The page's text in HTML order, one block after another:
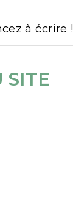
à écrire !
SITE